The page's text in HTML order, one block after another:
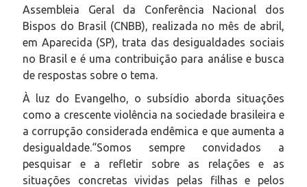
Assembleia Geral da Conferência Nacional dos
Bispos do Brasil (CNBB), realizada no mês de abril,
em Aparecida (SP), trata das desigualdades sociais
no Brasil e é uma contribuição para análise e busca
de respostas sobre o tema.
À luz do Evangelho, o subsídio aborda situações
como a crescente violência na sociedade brasileira e
a corrupção considerada endêmica e que aumenta a
desigualdade.“Somos sempre convidados a
pesquisar e a refletir sobre as relações e as
situações concretas vividas pelas filhas e pelos